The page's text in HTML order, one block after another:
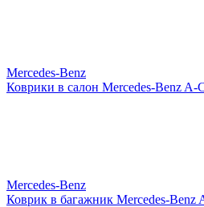
Mercedes-Benz
Коврики в салон Mercedes-Benz A-
Mercedes-Benz
Коврик в багажник Mercedes-Benz